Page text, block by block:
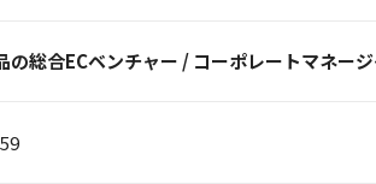
の総合ECベンチャー / コーポレートマネー